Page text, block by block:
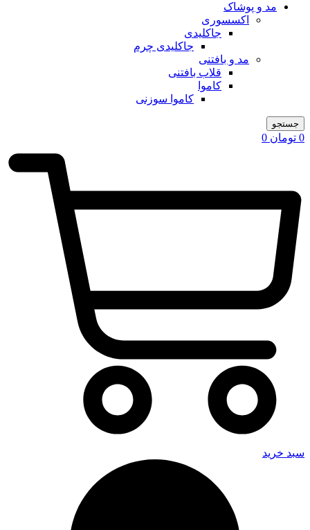
مد و پوشاک
اکسسوری
جاکلیدی
جاکلیدی چرم
مد و بافتنی
قلاب بافتنی
کاموا
کاموا سوزنی
جستجو
0 تومان 0
سبد خرید